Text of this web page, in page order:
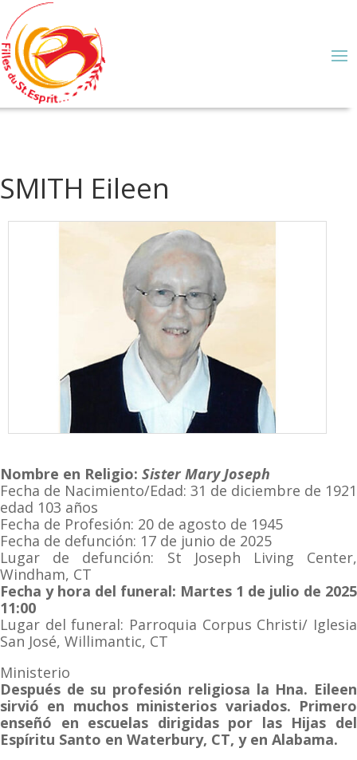
SMITH Eileen
Nombre en Religio: Sister Mary Joseph
Fecha de Nacimiento/Edad: 31 de diciembre de 1921
edad 103 años
Fecha de Profesión: 20 de agosto de 1945
Fecha de defunción: 17 de junio de 2025
Lugar de defunción: St Joseph Living Center,
Windham, CT
Fecha y hora del funeral: Martes 1 de julio de 2025
11:00
Lugar del funeral: Parroquia Corpus Christi/ Iglesia
San José, Willimantic, CT
Ministerio
Después de su profesión religiosa la Hna. Eileen
sirvió en muchos ministerios variados. Primero
enseñó en escuelas dirigidas por las Hijas del
Espíritu Santo en Waterbury, CT, y en Alabama.